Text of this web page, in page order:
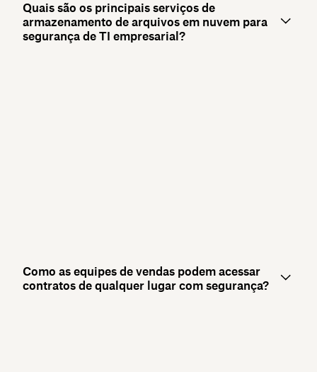
Quais são os principais serviços de
armazenamento de arquivos em nuvem para
segurança de TI empresarial?
Como as equipes de vendas podem acessar
contratos de qualquer lugar com segurança?